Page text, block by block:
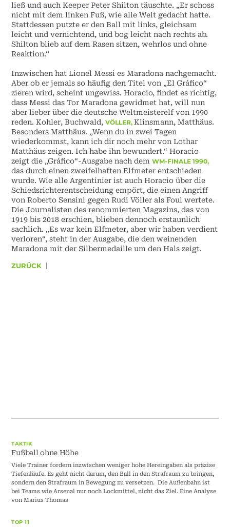
ließ und auch Keeper Peter Shilton täuschte. „Er schoss
nicht mit dem linken Fuß, wie alle Welt gedacht hatte.
Stattdessen putzte er den Ball mit links, gleichsam
leicht und vernichtend, und bog leicht nach rechts ab.
Shilton blieb auf dem Rasen sitzen, wehrlos und ohne
Reaktion.“
Inzwischen hat Lionel Messi es Maradona nachgemacht.
Aber ob er jemals so häufig den Titel von „El Gráfico“
zieren wird, scheint ungewiss. Horacio, findet es richtig,
dass Messi das Tor Maradona gewidmet hat, will nun
aber lieber über die deutsche Weltmeisterelf von 1990
reden. Kohler, Buchwald,VÖLLER,Klinsmann, Matthäus.
Besonders Matthäus. „Wenn du in zwei Tagen
wiederkommst, kann ich dir noch mehr von Lothar
Matthäus zeigen. Ich habe ihn bewundert.“ Horacio
zeigt die „Gráfico“-Ausgabe nach demWM-FINALE 1990,
das durch einen zweifelhaften Elfmeter entschieden
wurde. Wie alle Argentinier ist auch Horacio über die
Schiedsrichterentscheidung empört, die einen Angriff
von Roberto Sensini gegen Rudi Völler als Foul wertete.
Die Journalisten des renommierten Magazins, das von
1919 bis 2018 erschien, blieben dennoch erstaunlich
sachlich. „Es war kein Elfmeter, aber wir haben verdient
verloren“, steht in der Ausgabe, die den weinenden
Maradona mit der Silbermedaille um den Hals zeigt.
ZURÜCK |
TAKTIK
Fußball ohne Höhe
Viele Trainer fordern inzwischen weniger hohe Hereingaben als präzise
Tiefenläufe. Es geht nicht darum, den Ball in den Strafraum zu bringen,
sondern den Strafraum in Bewegung zu versetzen. Die Außenbahn ist
bei Teams wie Arsenal nur noch Lockmittel, nicht das Ziel. Eine Analyse
von Marius Thomas
TOP 11